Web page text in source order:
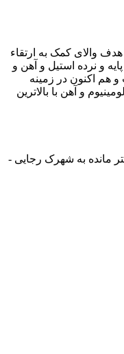
صنعتی تکنوصنعت در سال 1382 با هدف والای کمک به ارتقاء
و نرده استیل و آهن و
و هم اکنون در زمینه
و آهن با بالاترین
تبریز- آذرشهر - 200 متر مانده به شهرک رجایی -